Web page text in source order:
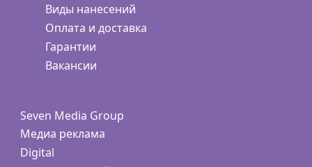
Виды нанесений
Оплата и доставка
Гарантии
Вакансии
Seven Media Group
Медиа реклама
Digital